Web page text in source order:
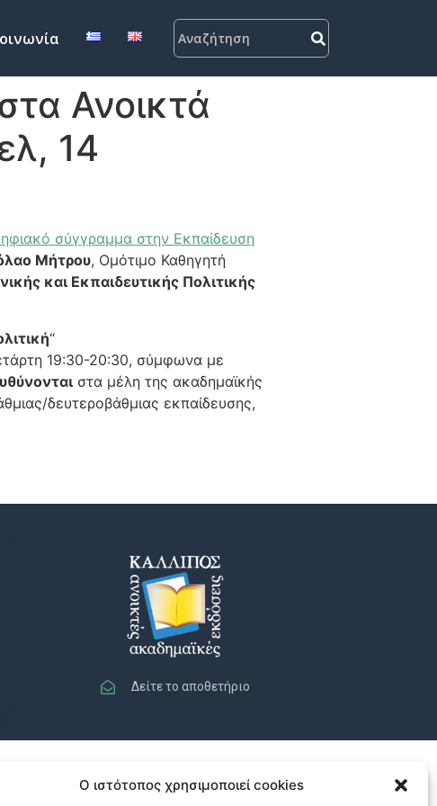
Ο ιστότοπος χρησιμοποιεί cookies
Ανοικτά
14
σύγγραμμα στην Εκπαίδευση
Μήτρου, Ομότιμο Καθηγητή
και Εκπαιδευτικής Πολιτικής
“
19:30-20:30, σύμφωνα με
στα μέλη της ακαδημαϊκής
δευτεροβάθμιας εκπαίδευσης,
Δείτε το αποθετήριο